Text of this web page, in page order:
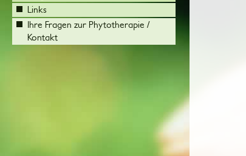
Links
Ihre Fragen zur Phytotherapie /
Kontakt